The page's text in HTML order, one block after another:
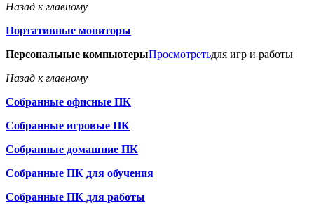
Назад к главному
Портативные мониторы
Персональные компьютерыПросмотретьдля игр и работы
Назад к главному
Собранные офисные ПК
Собранные игровые ПК
Собранные домашние ПК
Собранные ПК для обучения
Собранные ПК для работы